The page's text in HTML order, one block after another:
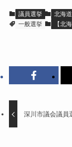
議員選挙 北海道
一般選挙
【北
深川市議会議員